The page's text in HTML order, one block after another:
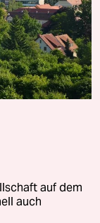
auf dem
auch